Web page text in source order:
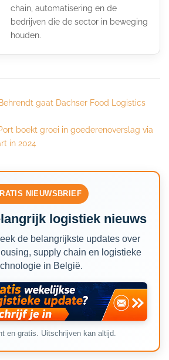
chain, automatisering en de
bedrijven die de sector in beweging
houden.
gaat Dachser Food Logistics
boekt groei in goederenoverslag via
in 2024
NIEUWSBRIEF
logistiek nieuws
de belangrijkste updates over
supply chain en logistieke
in België.
en gratis. Uitschrijven kan altijd.